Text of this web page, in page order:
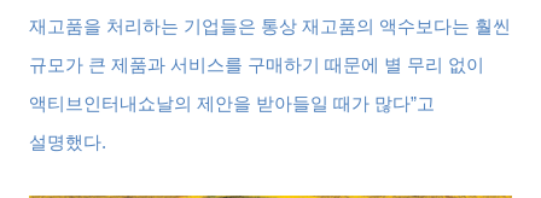
재고품을 처리하는 기업들은 통상 재고품의 액수보다는 훨씬
규모가 큰 제품과 서비스를 구매하기 때문에 별 무리 없이
액티브인터내쇼날의 제안을 받아들일 때가 많다”고
설명했다.